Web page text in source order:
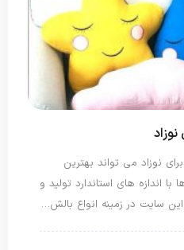
نوزاد می تواند بهترین
اندازه های استاندارد تولید و
سایت در زمینه انواع بالش…